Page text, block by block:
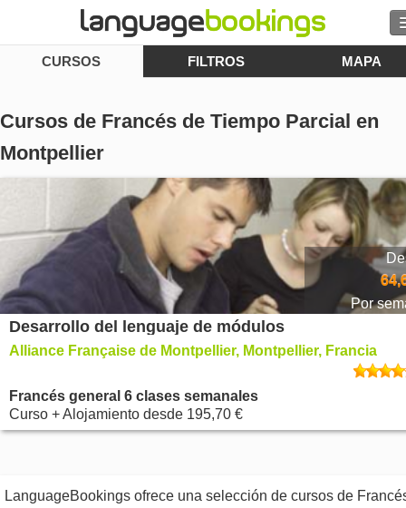
Buscar
EXPLORAR
Ayuda
Moneda
CURSOS FILTROS MAPA
Cursos de Francés de Tiempo Parcial en
Montpellier
Por
Desarrollo del lenguaje de módulos
Alliance Française de Montpellier, Montpellier, Francia
Francés general 6 clases semanales
Curso + Alojamiento desde 195,70 €
LanguageBookings ofrece una selección de cursos de